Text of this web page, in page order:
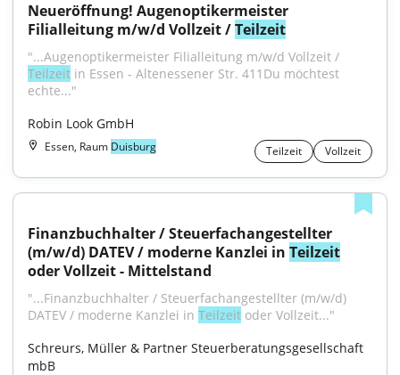
Neueröffnung! Augenoptikermeister
Filialleitung m/w/d Vollzeit / Teilzeit
Teilzeit in Essen - Altenessener Str. 411Du möchtest
echte..."
Robin Look GmbH
Essen, Raum Duisburg Teilzeit Vollzeit
Finanzbuchhalter / Steuerfachangestellter
(m/w/d) DATEV / moderne Kanzlei in Teilzeit
oder Vollzeit - Mittelstand
"...Finanzbuchhalter / Steuerfachangestellter (m/w/d)
DATEV / moderne Kanzlei in Teilzeit oder Vollzeit..."
Schreurs, Müller & Partner Steuerberatungsgesellschaft
mbB